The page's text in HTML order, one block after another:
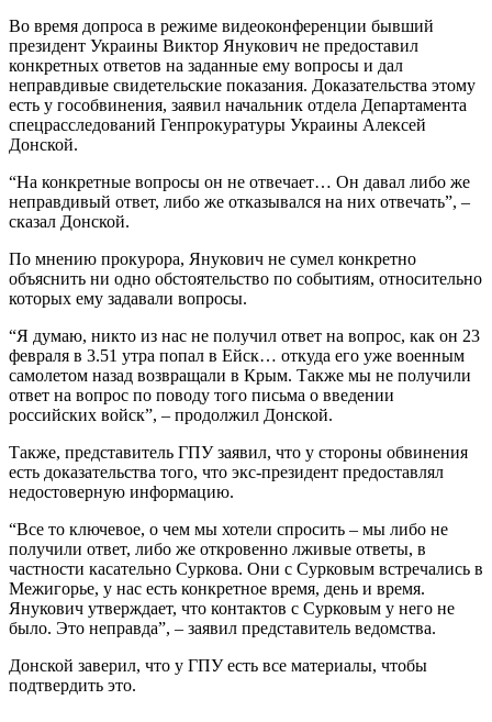
Во время допроса в режиме видеоконференции бывший
президент Украины Виктор Янукович не предоставил
конкретных ответов на заданные ему вопросы и дал
неправдивые свидетельские показания. Доказательства этому
есть у гособвинения, заявил начальник отдела Департамента
спецрасследований Генпрокуратуры Украины Алексей
Донской.
“На конкретные вопросы он не отвечает… Он давал либо же
неправдивый ответ, либо же отказывался на них отвечать”, –
сказал Донской.
По мнению прокурора, Янукович не сумел конкретно
объяснить ни одно обстоятельство по событиям, относительно
которых ему задавали вопросы.
“Я думаю, никто из нас не получил ответ на вопрос, как он 23
февраля в 3.51 утра попал в Ейск… откуда его уже военным
самолетом назад возвращали в Крым. Также мы не получили
ответ на вопрос по поводу того письма о введении
российских войск”, – продолжил Донской.
Также, представитель ГПУ заявил, что у стороны обвинения
есть доказательства того, что экс-президент предоставлял
недостоверную информацию.
“Все то ключевое, о чем мы хотели спросить – мы либо не
получили ответ, либо же откровенно лживые ответы, в
частности касательно Суркова. Они с Сурковым встречались в
Межигорье, у нас есть конкретное время, день и время.
Янукович утверждает, что контактов с Сурковым у него не
было. Это неправда”, – заявил представитель ведомства.
Донской заверил, что у ГПУ есть все материалы, чтобы
подтвердить это.